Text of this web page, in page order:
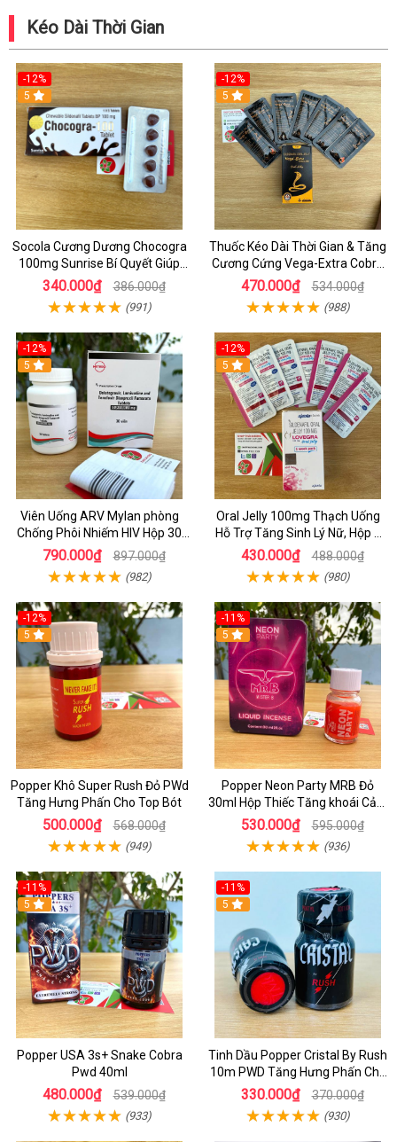
Kéo Dài Thời Gian
-12%
5
Socola Cương Dương Chocogra
100mg Sunrise Bí Quyết Giúp
Nam Giới Sung Mãn
340.000₫ 386.000₫
(991)
-12%
5
Thuốc Kéo Dài Thời Gian & Tăng
Cương Cứng Vega-Extra Cobra
200mg Oral Jelly Chính Hãng
470.000₫ 534.000₫
(988)
-12%
5
Viên Uống ARV Mylan phòng
Chống Phôi Nhiếm HIV Hộp 30
viên
790.000₫ 897.000₫
(982)
-12%
5
Oral Jelly 100mg Thạch Uống
Hỗ Trợ Tăng Sinh Lý Nữ, Hộp 7
Gói
430.000₫ 488.000₫
(980)
-12%
5
Popper Khô Super Rush Đỏ PWd
Tăng Hưng Phấn Cho Top Bót
500.000₫ 568.000₫
(949)
-11%
5
Popper Neon Party MRB Đỏ
30ml Hộp Thiếc Tăng khoái Cảm
Mạnh Cho Top Bot
530.000₫ 595.000₫
(936)
-11%
5
Popper USA 3s+ Snake Cobra
Pwd 40ml
480.000₫ 539.000₫
(933)
-11%
5
Tinh Dầu Popper Cristal By Rush
10m PWD Tăng Hưng Phấn Cho
Top Bot
330.000₫ 370.000₫
(930)